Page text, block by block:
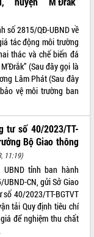
số 2815/QĐ-UBND về
tác động môi trường
thác và chế biến đá
(Sau đây gọi là
Lâm Phát (Sau đây
vệ môi trường ban
tư số 40/2023/TT-
Bộ Giao thông
11:19)
UBND tỉnh ban hành
CN, gửi Sở Giao
40/2023/TT-BGTVT
tải Quy định tiêu chí
để nghiệm thu chất